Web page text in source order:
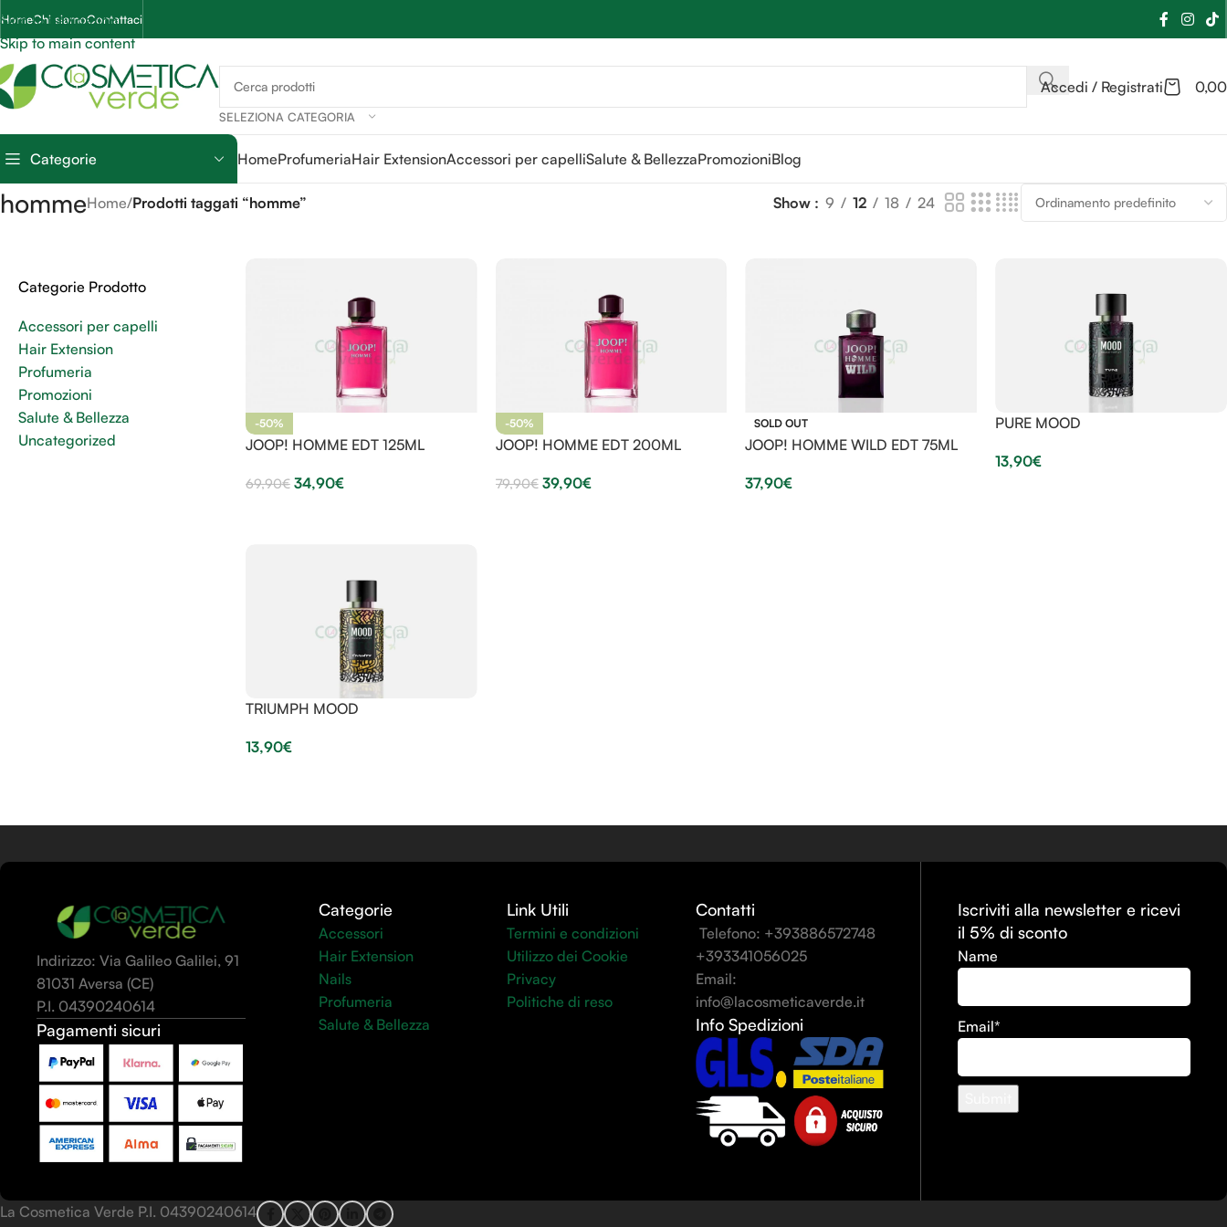
Skip to navigation
Skip to main content
HomeChi siamoContattaci
SELEZIONA CATEGORIA
Accedi / Registrati 0,00
Categorie HomeProfumeriaHair ExtensionAccessori per capelliSalute & BellezzaPromozioniBlog
hommeHome/Prodotti taggati “homme” Show 9 12 18 24
Categorie Prodotto
Accessori per capelli
Hair Extension
Profumeria
Promozioni
Salute & Bellezza
Uncategorized
-50%
JOOP! HOMME EDT 125ML
69,90€ 34,90€
-50%
JOOP! HOMME EDT 200ML
79,90€ 39,90€
SOLD OUT
JOOP! HOMME WILD EDT 75ML
37,90€
PURE MOOD
13,90€
TRIUMPH MOOD
13,90€
Indirizzo: Via Galileo Galilei, 91
81031 Aversa (CE)
P.I. 04390240614
Pagamenti sicuri
Categorie
Accessori
Hair Extension
Nails
Profumeria
Salute & Bellezza
Link Utili
Termini e condizioni
Utilizzo dei Cookie
Privacy
Politiche di reso
Contatti
Telefono: +393886572748
+393341056025
Email:
info@lacosmeticaverde.it
Info Spedizioni
Iscriviti alla newsletter e ricevi
il 5% di sconto
Name
Email*
La Cosmetica Verde P.I. 04390240614